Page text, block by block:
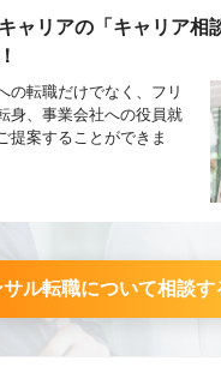
ジーズに出向していただく
研究所と同じ待遇となり
サル転職について相談す
ャリアの「キャリア相
の転職だけでなく、フリ
身、事業会社への役員就
提案することができま